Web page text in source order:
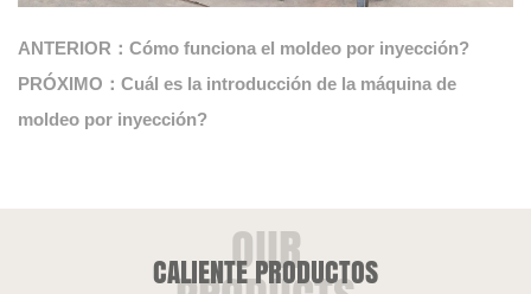
ANTERIOR：Cómo funciona el moldeo por inyección?
PRÓXIMO：Cuál es la introducción de la máquina de
moldeo por inyección?
CALIENTE PRODUCTOS